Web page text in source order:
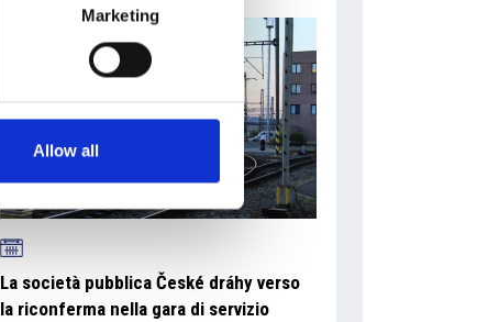
Marketing
Allow all
La società pubblica České dráhy verso
la riconferma nella gara di servizio